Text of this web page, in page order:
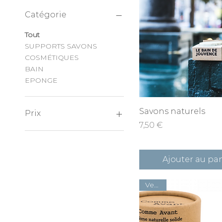
Catégorie
Tout
SUPPORTS SAVONS
COSMÉTIQUES
BAIN
EPONGE
Prix Aperçu rapide
Savons naturels
Prix
7,50 €
Ajouter au
Vegan